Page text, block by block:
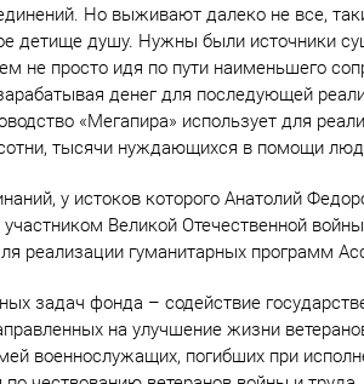
Но выживают далеко не все,
детище душу. Нужны были источники
не просто идя по пути наименьшего
денег для последующей
«Мегапира» использует для
тысячи нуждающихся в помощи
у истоков которого Анатолий
участником Великой Отечественной
реализации гуманитарных программ
задач фонда – содействие
на улучшение жизни
военнослужащих, погибших при